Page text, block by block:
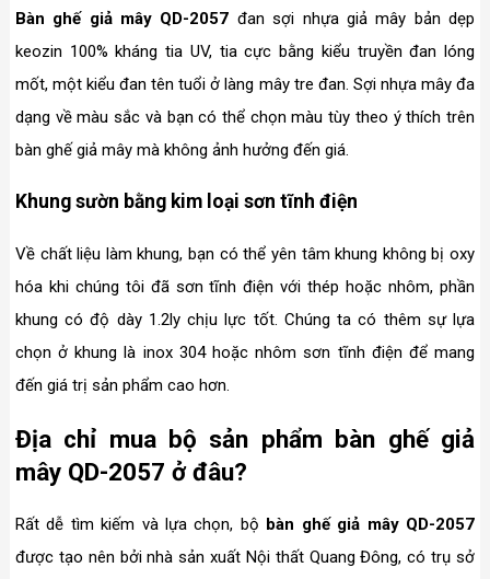
Bàn ghế giả mây QD-2057 đan sợi nhựa giả mây bản dẹp
keozin 100% kháng tia UV, tia cực bằng kiểu truyền đan lóng
mốt, một kiểu đan tên tuổi ở làng mây tre đan. Sợi nhựa mây đa
dạng về màu sắc và bạn có thể chọn màu tùy theo ý thích trên
bàn ghế giả mây mà không ảnh hưởng đến giá.
Khung sườn bằng kim loại sơn tĩnh điện
Về chất liệu làm khung, bạn có thể yên tâm khung không bị oxy
hóa khi chúng tôi đã sơn tĩnh điện với thép hoặc nhôm, phần
khung có độ dày 1.2ly chịu lực tốt. Chúng ta có thêm sự lựa
chọn ở khung là inox 304 hoặc nhôm sơn tĩnh điện để mang
đến giá trị sản phẩm cao hơn.
Địa chỉ mua bộ sản phẩm bàn ghế giả
mây QD-2057 ở đâu?
Rất dễ tìm kiếm và lựa chọn, bộ bàn ghế giả mây QD-2057
được tạo nên bởi nhà sản xuất Nội thất Quang Đông, có trụ sở